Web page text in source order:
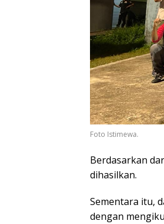
Foto Istimewa.
Berdasarkan
dihasilkan.
Sementara itu,
dengan